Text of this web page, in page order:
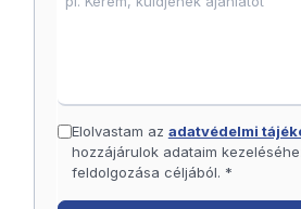
Elolvastam az adatvédelmi
hozzájárulok adataim
feldolgozása céljából. *